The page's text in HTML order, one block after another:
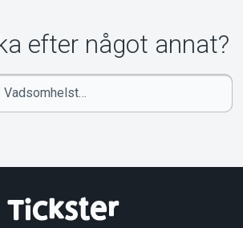
efter något annat?